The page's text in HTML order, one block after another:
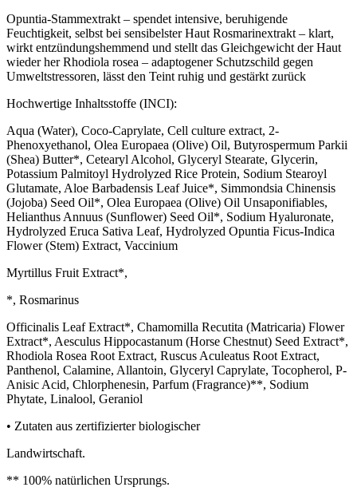
Opuntia-Stammextrakt – spendet intensive, beruhigende
Feuchtigkeit, selbst bei sensibelster Haut Rosmarinextrakt – klart,
wirkt entzündungshemmend und stellt das Gleichgewicht der Haut
wieder her Rhodiola rosea – adaptogener Schutzschild gegen
Umweltstressoren, lässt den Teint ruhig und gestärkt zurück
Hochwertige Inhaltsstoffe (INCI):
Aqua (Water), Coco-Caprylate, Cell culture extract, 2-
Phenoxyethanol, Olea Europaea (Olive) Oil, Butyrospermum Parkii
(Shea) Butter*, Cetearyl Alcohol, Glyceryl Stearate, Glycerin,
Potassium Palmitoyl Hydrolyzed Rice Protein, Sodium Stearoyl
Glutamate, Aloe Barbadensis Leaf Juice*, Simmondsia Chinensis
(Jojoba) Seed Oil*, Olea Europaea (Olive) Oil Unsaponifiables,
Helianthus Annuus (Sunflower) Seed Oil*, Sodium Hyaluronate,
Hydrolyzed Eruca Sativa Leaf, Hydrolyzed Opuntia Ficus-Indica
Flower (Stem) Extract, Vaccinium
Myrtillus Fruit Extract*,
*, Rosmarinus
Officinalis Leaf Extract*, Chamomilla Recutita (Matricaria) Flower
Extract*, Aesculus Hippocastanum (Horse Chestnut) Seed Extract*,
Rhodiola Rosea Root Extract, Ruscus Aculeatus Root Extract,
Panthenol, Calamine, Allantoin, Glyceryl Caprylate, Tocopherol, P-
Anisic Acid, Chlorphenesin, Parfum (Fragrance)**, Sodium
Phytate, Linalool, Geraniol
• Zutaten aus zertifizierter biologischer
Landwirtschaft.
** 100% natürlichen Ursprungs.